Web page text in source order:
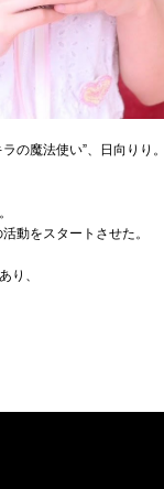
の魔法使い”、日向りり。
動をスタートさせた。
り、